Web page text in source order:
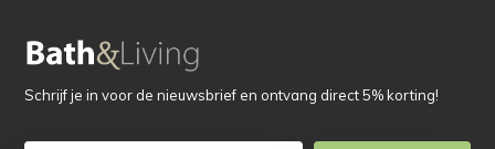
Schrijf je in voor de nieuwsbrief en ontvang direct 5% korting!